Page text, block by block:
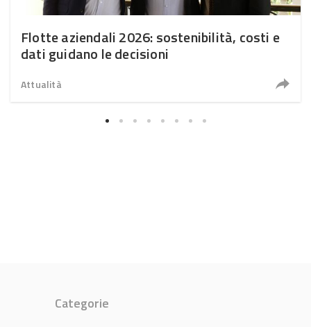
Flotte aziendali 2026: sostenibilità, costi e
dati guidano le decisioni
Attualità
Categorie